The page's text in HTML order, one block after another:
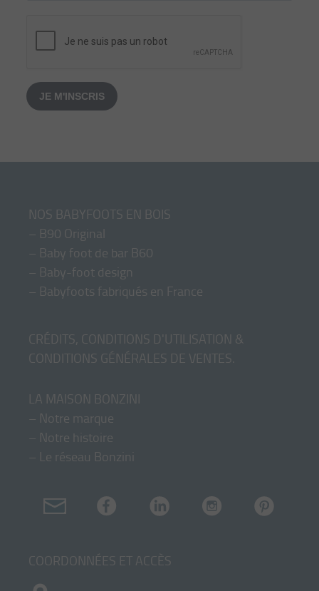
JE M'INSCRIS
NOS BABYFOOTS EN BOIS
– B90 Original
– Baby foot de bar B60
– Baby-foot design
– Babyfoots fabriqués en France
CRÉDITS, CONDITIONS D'UTILISATION &
CONDITIONS GÉNÉRALES DE VENTES
LA MAISON BONZINI
– Notre marque
– Notre histoire
– Le réseau Bonzini
COORDONNÉES ET ACCÈS